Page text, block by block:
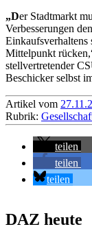
„Der Stadtmarkt
Verbesserungen
Einkaufsverhaltens
Mittelpunkt
stellvertretender
Beschicker selbst
Artikel vom
Rubrik:
teilen
teilen
teilen
DAZ heute